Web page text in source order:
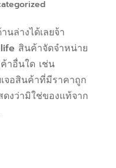
ล่างได้เลยจ้า
สินค้าจัดจำหน่าย
าอื่นใด เช่น
จอสินค้าที่มีราคาถูก
ดงว่ามิใช่ของแท้จาก